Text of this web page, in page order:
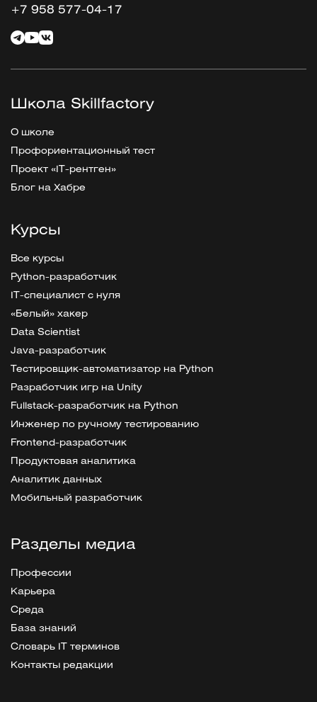
+7 958 577-04-17
Школа Skillfactory
О школе
Профориентационный тест
Проект «IT-рентген»
Блог на Хабре
Курсы
Все курсы
Python-разработчик
IT-специалист с нуля
«Белый» хакер
Data Scientist
Java-разработчик
Тестировщик-автоматизатор на Python
Разработчик игр на Unity
Fullstack-разработчик на Python
Инженер по ручному тестированию
Frontend-разработчик
Продуктовая аналитика
Аналитик данных
Мобильный разработчик
Разделы медиа
Профессии
Карьера
Среда
База знаний
Словарь IT терминов
Контакты редакции